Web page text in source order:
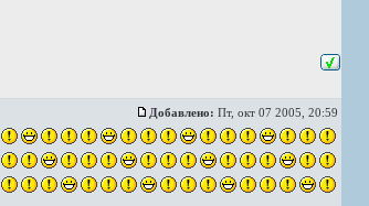
Добавлено: Пт, окт 07 2005, 20:59